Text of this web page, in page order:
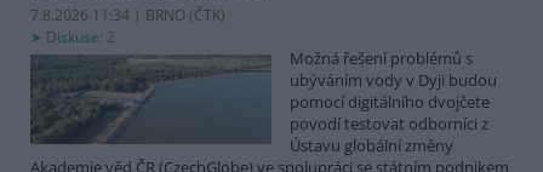
7.8.2026 11:34 | BRNO (ČTK)
Diskuse: 2
Možná řešení problémů s
ubýváním vody v Dyji budou
pomocí digitálního dvojčete
povodí testovat odborníci z
Ústavu globální změny
Akademie věd ČR (CzechGlobe) ve spolupráci se státním podnikem